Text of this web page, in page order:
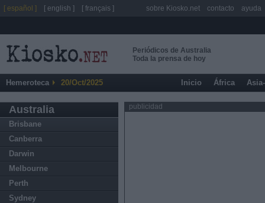
Periódicos de Australia
Toda la prensa de hoy
Hemeroteca 20/Oct/2025 Inicio África
Australia
Brisbane
Canberra
Darwin
Melbourne
Perth
Sydney
publicidad
[ español ] [ english ] [ français ] sobre Kiosko.net contacto ayuda